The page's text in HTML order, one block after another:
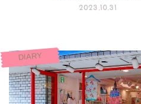
2023.10.31
DIARY